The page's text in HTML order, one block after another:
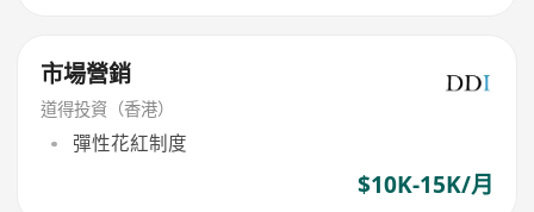
市場營銷
道得投資（香港）
彈性花紅制度
$10K-15K/月